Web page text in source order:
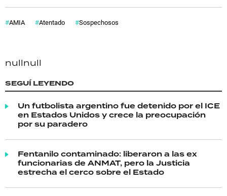
AMIA Atentado Sospechosos
nullnull
SEGUÍ LEYENDO
Un futbolista argentino fue detenido por el ICE
en Estados Unidos y crece la preocupación
por su paradero
Fentanilo contaminado: liberaron a las ex
funcionarias de ANMAT, pero la Justicia
estrecha el cerco sobre el Estado